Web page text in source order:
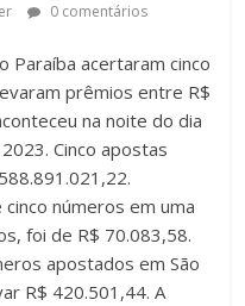
0 comentários
Paraíba acertaram cinco
prêmios entre R$
na noite do dia
Cinco apostas
números em uma
foi de R$ 70.083,58.
apostados em São
R$ 420.501,44. A